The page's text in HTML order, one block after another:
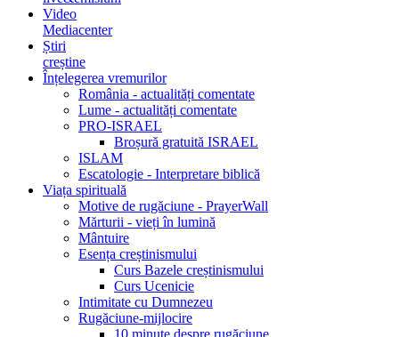
Video
Mediacenter
Știri
creștine
Înțelegerea vremurilor
România - actualități comentate
Lume - actualități comentate
PRO-ISRAEL
Broșură gratuită ISRAEL
ISLAM
Escatologie - Interpretare biblică
Viața spirituală
Motive de rugăciune - PrayerWall
Mărturii - vieți în lumină
Mântuire
Esența creștinismului
Curs Bazele creștinismului
Curs Ucenicie
Intimitate cu Dumnezeu
Rugăciune-mijlocire
10 minute despre rugăciune